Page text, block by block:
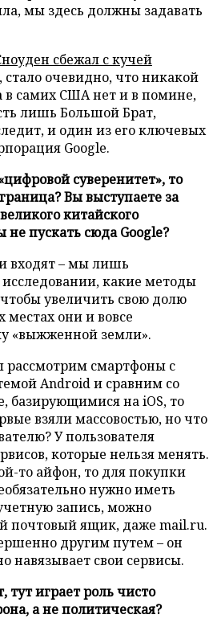
мы здесь должны задавать
сбежал с кучей
, стало очевидно, что никакой
в самих США нет и в помине,
лишь Большой Брат,
и один из его ключевых
Google.
суверенитет», то
Вы выступаете за
китайского
не пускать сюда Google?
входят – мы лишь
какие методы
увеличить свою долю
они и вовсе
«выжженной земли».
смартфоны с
Android и сравним со
базирующимися на iOS, то
взяли массовостью, но что
У пользователя
которые нельзя менять.
то айфон, то для покупки
нужно иметь
запись, можно
почтовый ящик, даже mail.ru.
другим путем – он
навязывает свои сервисы.
играет роль чисто
а не политическая?